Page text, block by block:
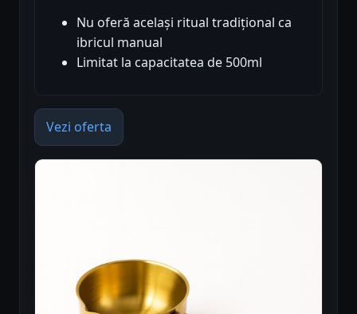
Nu oferă același ritual tradițional ca
ibricul manual
Limitat la capacitatea de 500ml
Vezi oferta